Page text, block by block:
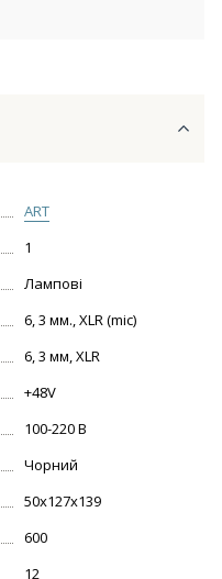
ART
1
Лампові
6, 3 мм., XLR (mic)
6, 3 мм, XLR
+48V
100-220 В
Чорний
50х127х139
600
12